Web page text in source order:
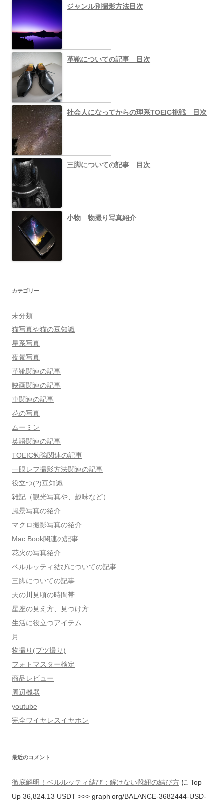
ジャンル別撮影方法目次
革靴についての記事 目次
社会人になってからの理系TOEIC挑戦 目次
三脚についての記事 目次
小物 物撮り写真紹介
カテゴリー
未分類
猫写真や猫の豆知識
星系写真
夜景写真
革靴関連の記事
映画関連の記事
車関連の記事
花の写真
ムーミン
英語関連の記事
TOEIC勉強関連の記事
一眼レフ撮影方法関連の記事
役立つ(?)豆知識
雑記（観光写真や、趣味など）
風景写真の紹介
マクロ撮影写真の紹介
Mac Book関連の記事
花火の写真紹介
ベルルッティ結びについての記事
三脚についての記事
天の川見頃の時間帯
星座の見え方、見つけ方
生活に役立つアイテム
月
物撮り(ブツ撮り)
フォトマスター検定
商品レビュー
周辺機器
youtube
完全ワイヤレスイヤホン
最近のコメント
徹底解明！ベルルッティ結び：解けない靴紐の結び方 に Top
Up 36,824.13 USDT >>> graph.org/BALANCE-3682444-USD-